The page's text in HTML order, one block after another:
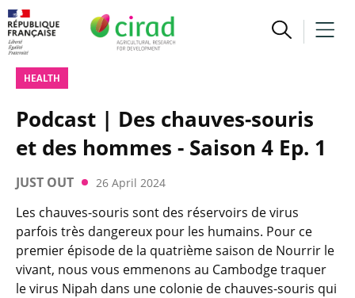
HEALTH
Podcast | Des chauves-souris
et des hommes - Saison 4 Ep. 1
JUST OUT 26 April 2024
Les chauves-souris sont des réservoirs de virus
parfois très dangereux pour les humains. Pour ce
premier épisode de la quatrième saison de Nourrir le
vivant, nous vous emmenons au Cambodge traquer
le virus Nipah dans une colonie de chauves-souris qui